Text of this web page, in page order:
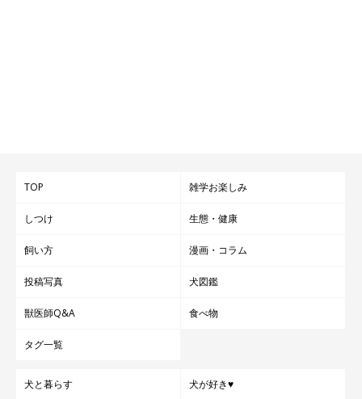
互いの健康に気を付けて 暮らして行きたいと思っています」
取材・文／COCO
※この記事は投稿者さまに取材し、了承の上制作したものです。
TOP 雑学お楽しみ
しつけ 生態・健康
飼い方 漫画・コラム
投稿写真 犬図鑑
獣医師Q&A 食べ物
タグ一覧
犬と暮らす 犬が好き♥